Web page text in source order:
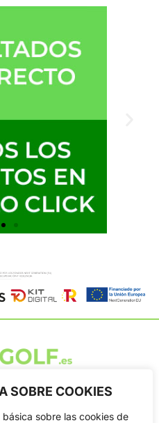
SOBRE COOKIES
sobre las cookies de
en directo, vídeos, noticias,